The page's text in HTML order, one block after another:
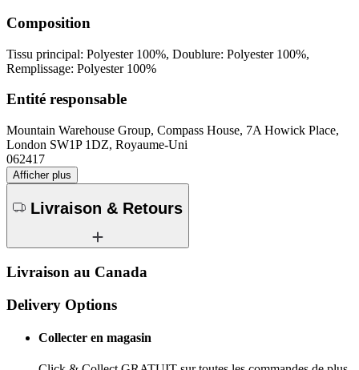
Composition
Tissu principal: Polyester 100%, Doublure: Polyester 100%,
Remplissage: Polyester 100%
Entité responsable
Mountain Warehouse Group, Compass House, 7A Howick Place,
London SW1P 1DZ, Royaume-Uni
062417
Afficher plus
Livraison & Retours
Livraison au Canada
Delivery Options
Collecter en magasin